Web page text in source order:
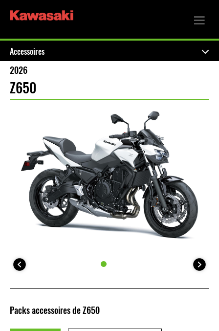
Accessoires
2026
Z650
Packs accessoires de Z650